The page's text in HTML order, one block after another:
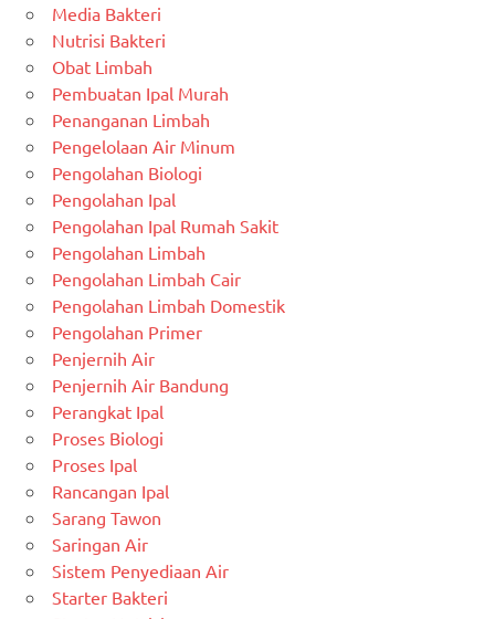
Media Bakteri
Nutrisi Bakteri
Obat Limbah
Pembuatan Ipal Murah
Penanganan Limbah
Pengelolaan Air Minum
Pengolahan Biologi
Pengolahan Ipal
Pengolahan Ipal Rumah Sakit
Pengolahan Limbah
Pengolahan Limbah Cair
Pengolahan Limbah Domestik
Pengolahan Primer
Penjernih Air
Penjernih Air Bandung
Perangkat Ipal
Proses Biologi
Proses Ipal
Rancangan Ipal
Sarang Tawon
Saringan Air
Sistem Penyediaan Air
Starter Bakteri